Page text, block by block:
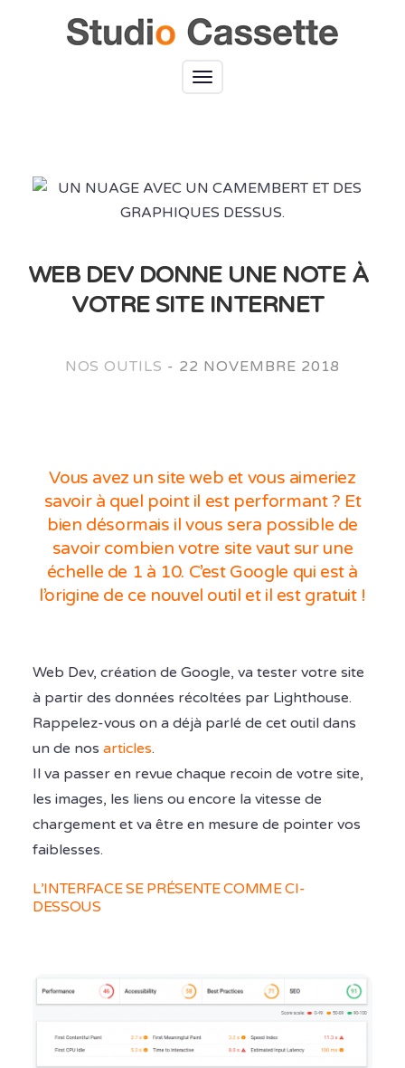
Toggle
WEB DEV DONNE UNE NOTE À
VOTRE SITE INTERNET
NOS OUTILS - 22 NOVEMBRE 2018
Vous avez un site web et vous aimeriez
savoir à quel point il est performant ? Et
bien désormais il vous sera possible de
savoir combien votre site vaut sur une
échelle de 1 à 10. C’est Google qui est à
l’origine de ce nouvel outil et il est gratuit !
Web Dev, création de Google, va tester votre site
à partir des données récoltées par Lighthouse.
Rappelez-vous on a déjà parlé de cet outil dans
un de nos articles.
Il va passer en revue chaque recoin de votre site,
les images, les liens ou encore la vitesse de
chargement et va être en mesure de pointer vos
faiblesses.
L’INTERFACE SE PRÉSENTE COMME CI-
DESSOUS